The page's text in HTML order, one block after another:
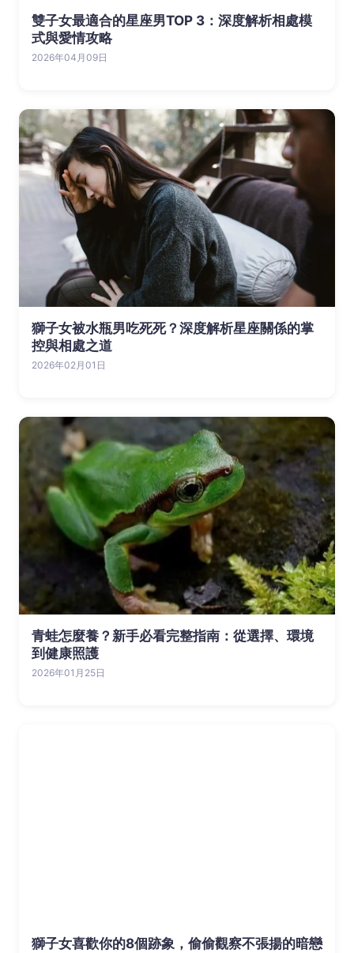
雙子女最適合的星座男TOP 3：深度解析相處模
式與愛情攻略
2026年04月09日
獅子女被水瓶男吃死死？深度解析星座關係的掌
控與相處之道
2026年02月01日
青蛙怎麼養？新手必看完整指南：從選擇、環境
到健康照護
2026年01月25日
獅子女喜歡你的8個跡象，偷偷觀察不張揚的暗戀